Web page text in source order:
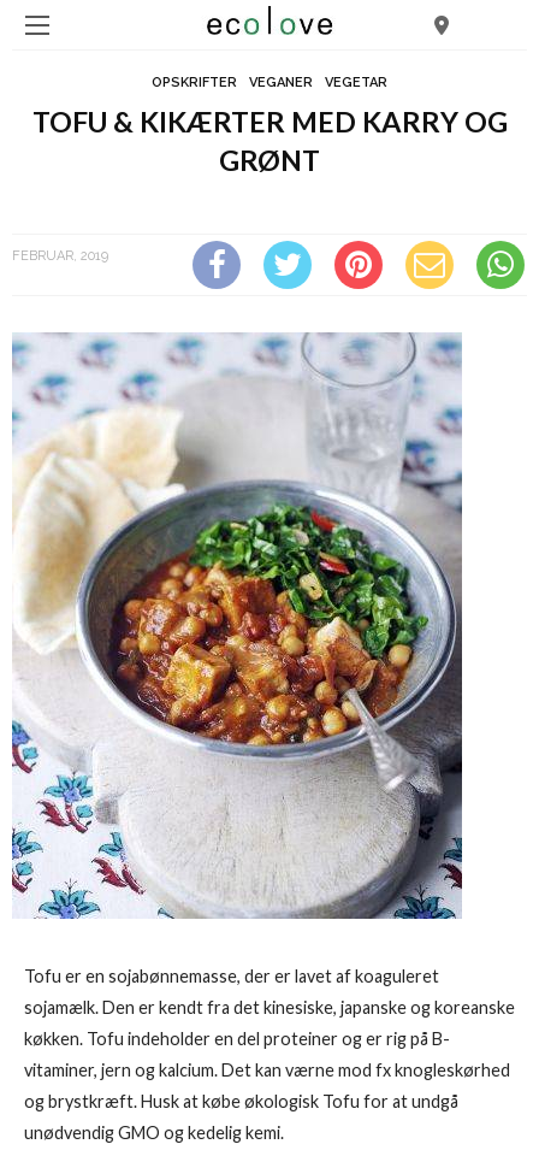
OPSKRIFTER VEGANER VEGETAR
TOFU & KIKÆRTER MED KARRY OG
GRØNT
FEBRUAR, 2019
Tofu er en sojabønnemasse, der er lavet af koaguleret
sojamælk. Den er kendt fra det kinesiske, japanske og koreanske
køkken. Tofu indeholder en del proteiner og er rig på B-
vitaminer, jern og kalcium. Det kan værne mod fx knogleskørhed
og brystkræft. Husk at købe økologisk Tofu for at undgå
unødvendig GMO og kedelig kemi.